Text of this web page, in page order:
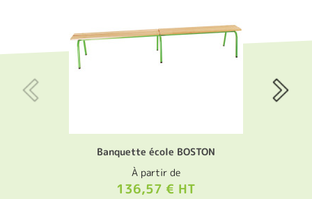
Banquette école BOSTON
À partir de
136,57 € HT